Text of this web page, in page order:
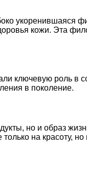
укоренившаяся
кожи. Эта
ключевую роль в
в поколение.
но и образ
на красоту, но